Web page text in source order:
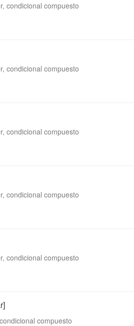
condicional compuesto
condicional compuesto
condicional compuesto
condicional compuesto
condicional compuesto
compuesto